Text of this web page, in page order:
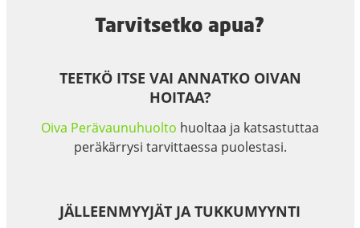
Tarvitsetko apua?
TEETKÖ ITSE VAI ANNATKO OIVAN
HOITAA?
Oiva Perävaunuhuolto huoltaa ja katsastuttaa
peräkärrysi tarvittaessa puolestasi.
JÄLLEENMYYJÄT JA TUKKUMYYNTI